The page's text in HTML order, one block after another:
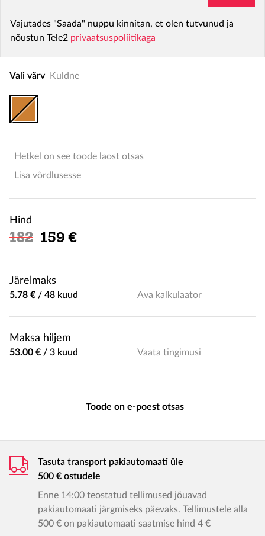
Vajutades "Saada" nuppu kinnitan, et olen tutvunud ja
nõustun Tele2 privaatsuspoliitikaga
Vali värv Kuldne
Hetkel on see toode laost otsas
Lisa võrdlusesse
Hind
182 Soodushind
159 €
Järelmaks
5.78 € / 48 kuud Ava kalkulaator
Maksa hiljem
53.00 € / 3 kuud Vaata tingimusi
Toode on e-poest otsas
Tasuta transport pakiautomaati üle
500 € ostudele
Enne 14:00 teostatud tellimused jõuavad
pakiautomaati järgmiseks päevaks. Tellimustele alla
500 € on pakiautomaati saatmise hind 4 €